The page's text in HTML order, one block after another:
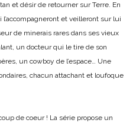
et désir de retourner sur Terre. En
et veilleront sur lui
de minerais rares dans ses vieux
un docteur qui le tire de son
un cowboy de l’espace… Une
chacun attachant et loufoque
de coeur ! La série propose un